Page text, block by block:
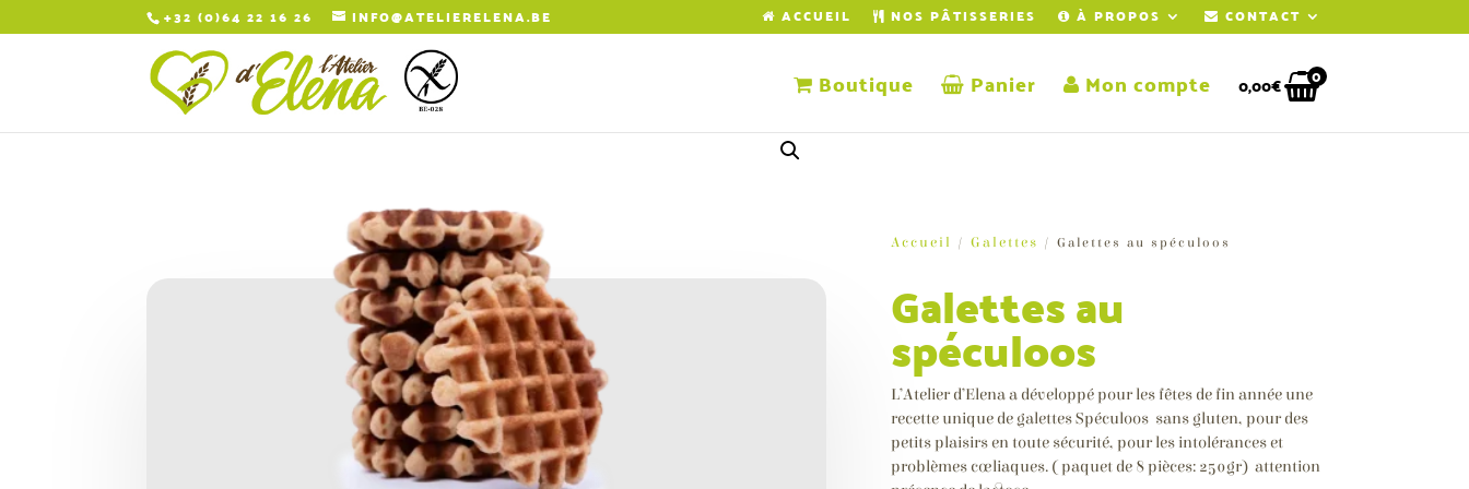
+32 (0)64 22 16 26 INFO@ATELIERELENA.BE ACCUEIL NOS PÂTISSERIES À PROPOS CONTACT
Boutique Panier Mon compte 0,00€ 0
Accueil / Galettes / Galettes au spéculoos
Galettes au
spéculoos
L’Atelier d’Elena a développé pour les fêtes de fin année une
recette unique de galettes Spéculoos sans gluten, pour des
petits plaisirs en toute sécurité, pour les intolérances et
problèmes cœliaques. ( paquet de 8 pièces: 250gr) attention